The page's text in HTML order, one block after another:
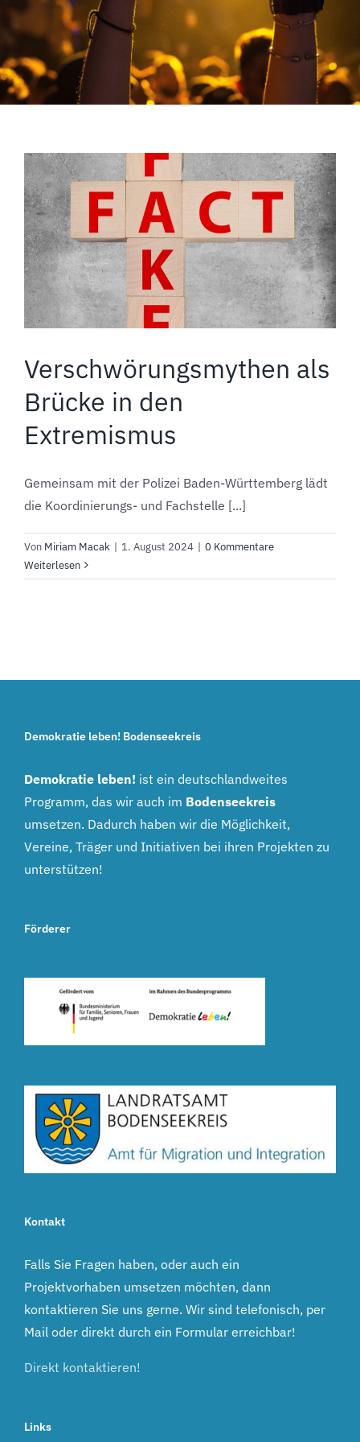
Verschwörungsmythen als
Brücke in den
Extremismus
Gemeinsam mit der Polizei Baden-Württemberg lädt
die Koordinierungs- und Fachstelle [...]
Von Miriam Macak | 1. August 2024 | 0 Kommentare
Weiterlesen
Demokratie leben! Bodenseekreis
Demokratie leben! ist ein deutschlandweites
Programm, das wir auch im Bodenseekreis
umsetzen. Dadurch haben wir die Möglichkeit,
Vereine, Träger und Initiativen bei ihren Projekten zu
unterstützen!
Förderer
Kontakt
Falls Sie Fragen haben, oder auch ein
Projektvorhaben umsetzen möchten, dann
kontaktieren Sie uns gerne. Wir sind telefonisch, per
Mail oder direkt durch ein Formular erreichbar!
Direkt kontaktieren!
Links